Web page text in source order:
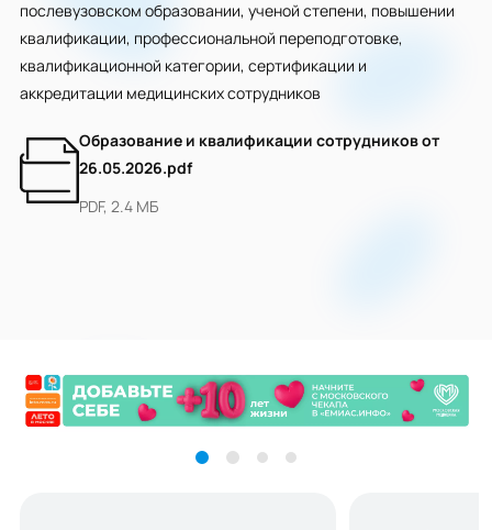
послевузовском образовании, ученой степени, повышении
квалификации, профессиональной переподготовке,
квалификационной категории, сертификации и
аккредитации медицинских сотрудников
Образование и квалификации сотрудников от
26.05.2026.pdf
PDF, 2.4 МБ